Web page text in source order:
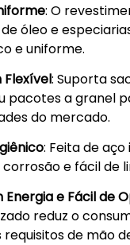
: O
óleo e
e uniforme.
Flexível: Suporta
pacotes a granel
do mercado.
: Feita de aço
e fácil de
Energia e Fácil de
reduz o
requisitos de mão